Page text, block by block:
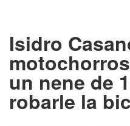
Isidro
un nene de
robarle la